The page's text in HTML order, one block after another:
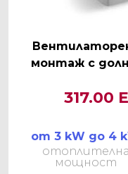
монтаж с
317.00
от 3 kW до 4
отоплителна
мощност